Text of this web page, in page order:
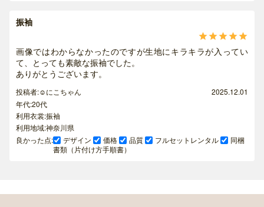
振袖

画像ではわからなかったのですが生地にキラキラが入ってい
て、とっても素敵な振袖でした。
ありがとうございます。
投稿者:☺️にこちゃん
2025.12.01
年代:20代
利用衣裳:振袖
利用地域:神奈川県
良かった点:
デザイン 価格 品質 フルセットレンタル
同梱
書類（片付け方手順書）